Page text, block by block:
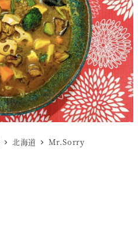
北海道 Mr.Sorry